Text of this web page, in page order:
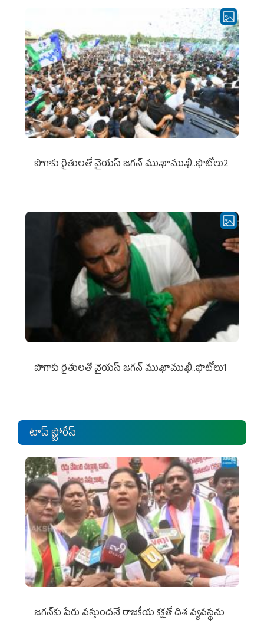
పొగాకు రైతుల‌తో వైయ‌స్ జ‌గ‌న్ ముఖాముఖి..ఫొటోలు2
పొగాకు రైతుల‌తో వైయ‌స్ జ‌గ‌న్ ముఖాముఖి..ఫొటోలు1
టాప్ స్టోరీస్
జగన్‌కు పేరు వస్తుందనే రాజకీయ కక్షతో దిశ వ్య‌వ‌స్థ‌ను